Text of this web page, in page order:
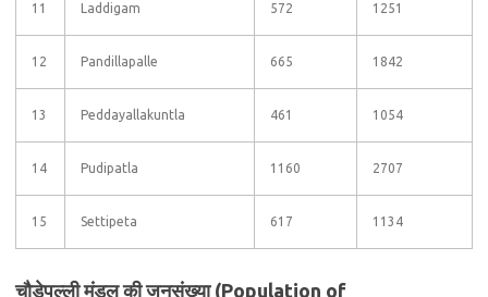
11 Laddigam 572 1251
12 Pandillapalle 665 1842
13 Peddayallakuntla 461 1054
14 Pudipatla 1160 2707
15 Settipeta 617 1134
चौडेपल्ली मंडल की जनसंख्या (Population of